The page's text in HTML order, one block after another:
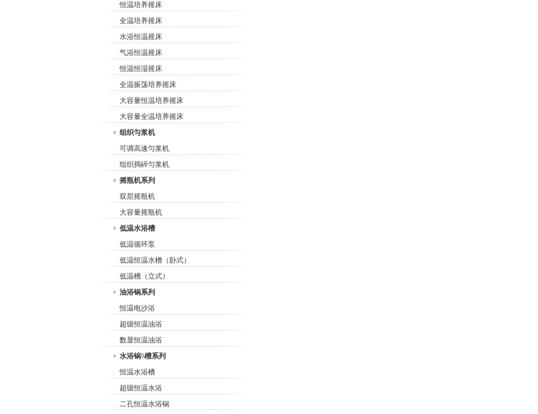
恒温培养摇床
全温培养摇床
水浴恒温摇床
气浴恒温摇床
恒温恒湿摇床
全温振荡培养摇床
大容量恒温培养摇床
大容量全温培养摇床
组织匀浆机
可调高速匀浆机
组织捣碎匀浆机
摇瓶机系列
双层摇瓶机
大容量摇瓶机
低温水浴槽
低温循环泵
低温恒温水槽（卧式）
低温槽（立式）
油浴锅系列
恒温电沙浴
超级恒温油浴
数显恒温油浴
水浴锅\\槽系列
恒温水浴槽
超级恒温水浴
二孔恒温水浴锅